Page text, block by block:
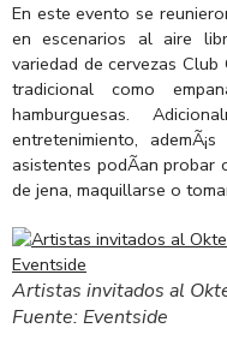
En este evento se
en escenarios al aire
variedad de cervezas
tradicional como
hamburguesas.
entretenimiento,
asistentes podÃ­an probar
de jena, maquillarse o
Artistas invitados al
Fuente: Eventside